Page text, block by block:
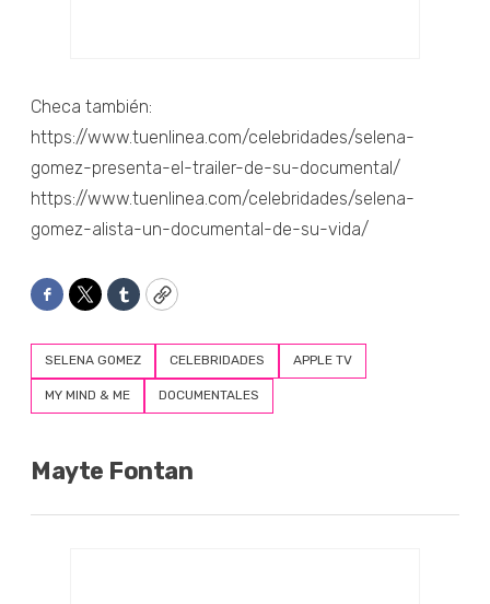
Checa también:
https://www.tuenlinea.com/celebridades/selena-
gomez-presenta-el-trailer-de-su-documental/
https://www.tuenlinea.com/celebridades/selena-
gomez-alista-un-documental-de-su-vida/
Facebook
TwitterTumblrCopy
SELENA GOMEZ CELEBRIDADES APPLE TV
MY MIND & ME DOCUMENTALES
Mayte Fontan